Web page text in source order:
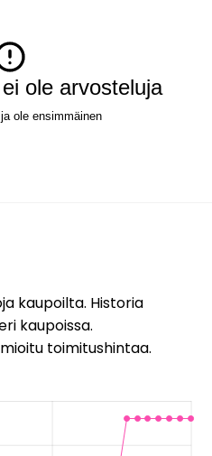
ole arvosteluja
ole ensimmäinen
kaupoilta. Historia
kaupoissa.
toimitushintaa.